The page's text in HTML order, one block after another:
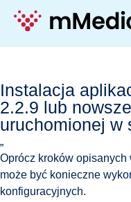
Instalacja
2.2.9 lub
uruchomionej w
„
Oprócz kroków
może być konieczne
konfiguracyjnych.